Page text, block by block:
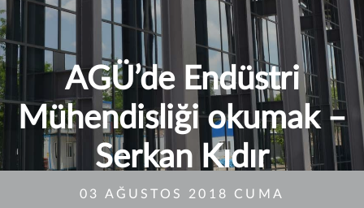
AGÜ’de Endüstri
Mühendisliği okumak –
Serkan Kıdır
03 AĞUSTOS 2018 CUMA